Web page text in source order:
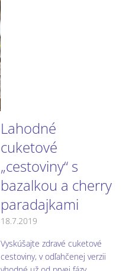
Lahodné
cuketové
„cestoviny“ s
bazalkou a cherry
paradajkami
18.7.2019
Vyskúšajte zdravé cuketové
cestoviny, v odľahčenej verzii